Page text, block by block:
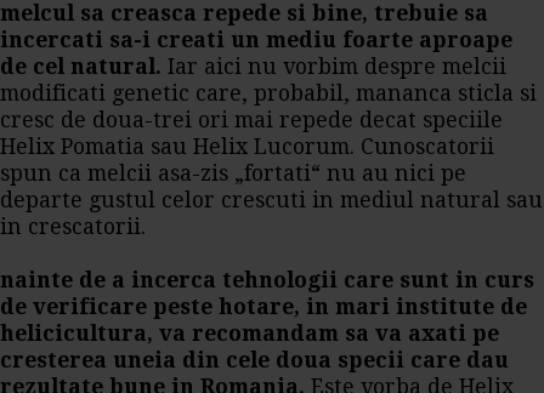
melcul sa creasca repede si bine, trebuie sa
incercati sa-i creati un mediu foarte aproape
de cel natural. Iar aici nu vorbim despre melcii
modificati genetic care, probabil, mananca sticla si
cresc de doua-trei ori mai repede decat speciile
Helix Pomatia sau Helix Lucorum. Cunoscatorii
spun ca melcii asa-zis „fortati“ nu au nici pe
departe gustul celor crescuti in mediul natural sau
in crescatorii.
nainte de a incerca tehnologii care sunt in curs
de verificare peste hotare, in mari institute de
helicicultura, va recomandam sa va axati pe
cresterea uneia din cele doua specii care dau
rezultate bune in Romania. Este vorba de Helix